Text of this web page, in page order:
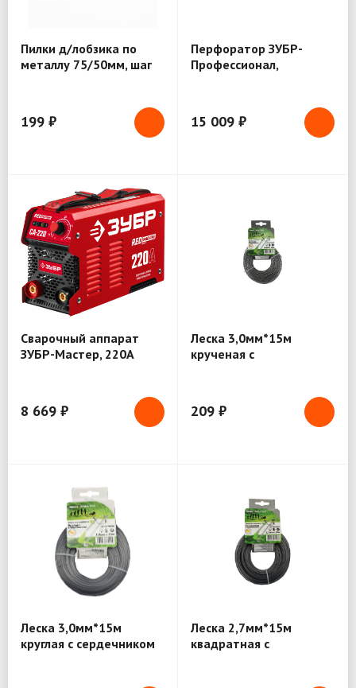
Пилки д/лобзика по
металлу 75/50мм, шаг
199 ₽
Перфоратор ЗУБР-
Профессионал,
15 009 ₽
Сварочный аппарат
ЗУБР-Мастер, 220А
8 669 ₽
Леска 3,0мм*15м
крученая с
209 ₽
Леска 3,0мм*15м
круглая с сердечником
Леска 2,7мм*15м
квадратная с